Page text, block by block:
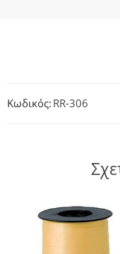
Κωδικός: RR-306